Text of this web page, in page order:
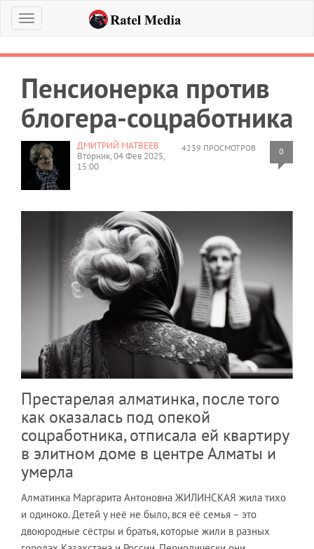
Меню
Пенсионерка против
блогера-соцработника
4239 ПРОСМОТРОВ 0
ДМИТРИЙ МАТВЕЕВ
Вторник, 04 Фев 2025,
15:00
Престарелая алматинка, после того
как оказалась под опекой
соцработника, отписала ей квартиру
в элитном доме в центре Алматы и
умерла
Алматинка Маргарита Антоновна ЖИЛИНСКАЯ жила тихо
и одиноко. Детей у неё не было, вся её семья – это
двоюродные сёстры и братья, которые жили в разных